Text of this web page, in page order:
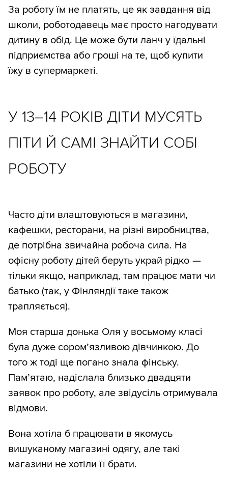
За роботу їм не платять, це як завдання від
школи, роботодавець має просто нагодувати
дитину в обід. Це може бути ланч у їдальні
підприємства або гроші на те, щоб купити
їжу в супермаркеті.
У 13–14 РОКІВ ДІТИ МУСЯТЬ
ПІТИ Й САМІ ЗНАЙТИ СОБІ
РОБОТУ
Часто діти влаштовуються в магазини,
кафешки, ресторани, на різні виробництва,
де потрібна звичайна робоча сила. На
офісну роботу дітей беруть украй рідко —
тільки якщо, наприклад, там працює мати чи
батько (так, у Фінляндії таке також
трапляється).
Моя старша донька Оля у восьмому класі
була дуже соромʼязливою дівчинкою. До
того ж тоді ще погано знала фінську.
Памʼятаю, надіслала близько двадцяти
заявок про роботу, але звідусіль отримувала
відмови.
Вона хотіла б працювати в якомусь
вишуканому магазині одягу, але такі
магазини не хотіли її брати.